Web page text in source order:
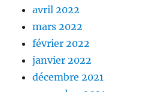
avril 2022
mars 2022
février 2022
janvier 2022
décembre 2021